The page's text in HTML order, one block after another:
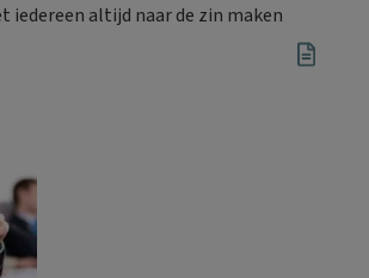
iedereen altijd naar de zin maken